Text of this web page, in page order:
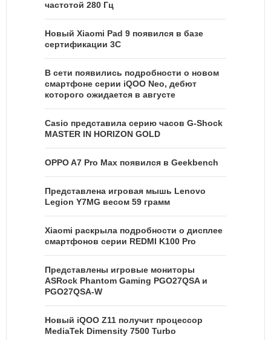
частотой 280 Гц
Новый Xiaomi Pad 9 появился в базе
сертификации 3C
В сети появились подробности о новом
смартфоне серии iQOO Neo, дебют
которого ожидается в августе
Casio представила серию часов G-Shock
MASTER IN HORIZON GOLD
OPPO A7 Pro Max появился в Geekbench
Представлена игровая мышь Lenovo
Legion Y7MG весом 59 грамм
Xiaomi раскрыла подробности о дисплее
смартфонов серии REDMI K100 Pro
Представлены игровые мониторы
ASRock Phantom Gaming PGO27QSA и
PGO27QSA-W
Новый iQOO Z11 получит процессор
MediaTek Dimensity 7500 Turbo